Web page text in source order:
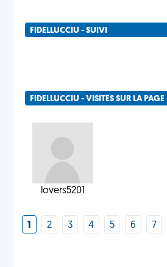
FIDELLUCCIU - SUIVI
FIDELLUCCIU - VISITES SUR LA PAGE
lovers5201
1 2 3 4 5 6 7